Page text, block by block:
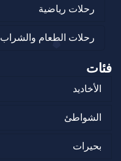
رحلات رياضية
رحلات الطعام والشراب
فئات
الأخاديد
الشواطئ
بحيرات